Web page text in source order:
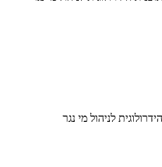
לניהול מי נגר